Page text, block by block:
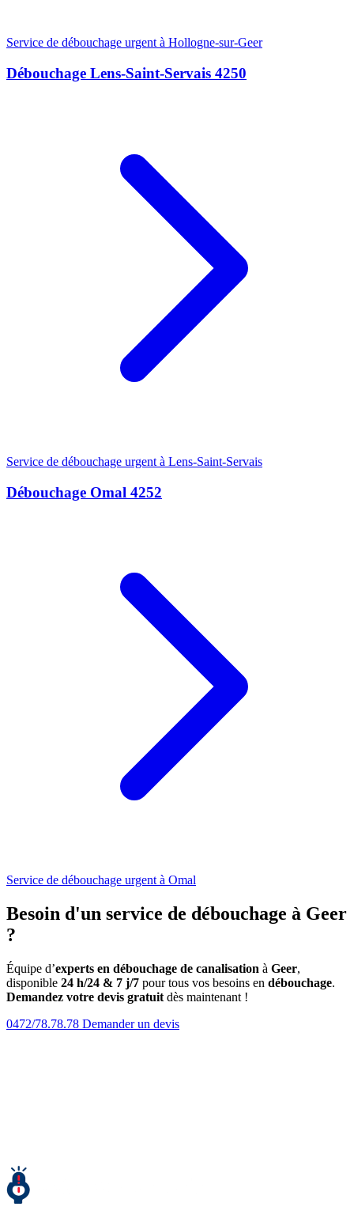
Service de débouchage urgent à Hollogne-sur-Geer
Débouchage Lens-Saint-Servais 4250
Service de débouchage urgent à Lens-Saint-Servais
Débouchage Omal 4252
Service de débouchage urgent à Omal
Besoin d'un service de débouchage à Geer
?
Équipe d’experts en débouchage de canalisation à Geer,
disponible 24 h/24 & 7 j/7 pour tous vos besoins en débouchage.
Demandez votre devis gratuit dès maintenant !
0472/78.78.78 Demander un devis